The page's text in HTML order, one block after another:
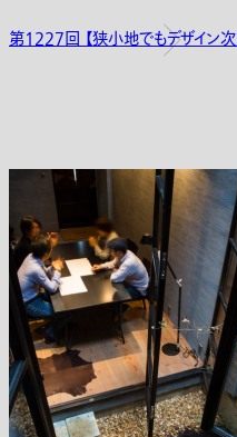
第1227回 【狭小地でもデザイン